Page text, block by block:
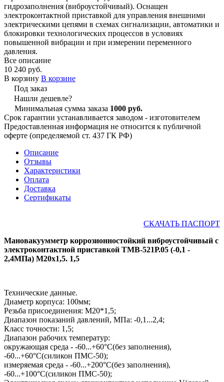
гидрозаполнения (виброустойчивый). Оснащен
электроконтактной приставкой для управления внешними
электрическими цепями в схемах сигнализации, автоматики и
блокировки технологических процессов в условиях
повышенной вибрации и при измерении переменного
давления.
Все описание
10 240 руб.
В корзину В корзине
Под заказ
Нашли дешевле?
Минимальная сумма заказа 1000 руб.
Срок гарантии устанавливается заводом - изготовителем
Предоставленная информация не относится к публичной
оферте (определяемой ст. 437 ГК РФ)
Описание
Отзывы
Характеристики
Оплата
Доставка
Сертификаты
СКАЧАТЬ ПАСПОРТ
Мановакуумметр коррозионностойкий виброустойчивый с
электроконтактной приставкой ТМВ-521Р.05 (-0,1 -
2,4МПа) М20х1,5. 1,5
Технические данные.
Диаметр корпуса: 100мм;
Резьба присоединения: М20*1,5;
Диапазон показаний давлений, МПа: -0,1...2,4;
Класс точности: 1,5;
Диапазон рабочих температур:
окружающая среда - -60...+60°С(без заполнения),
-60...+60°С(силикон ПМС-50);
измеряемая среда - -60...+200°С(без заполнения),
-60...+100°С(силикон ПМС-50);